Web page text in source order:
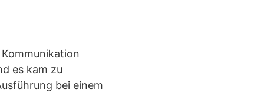
es kam zu
bei einem